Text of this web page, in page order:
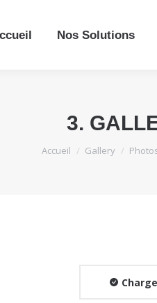
Nos Solutions
3.
Vous êtes ici :
Accueil Gallery